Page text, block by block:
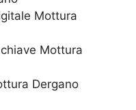
Mottura
Mottura
Dergano